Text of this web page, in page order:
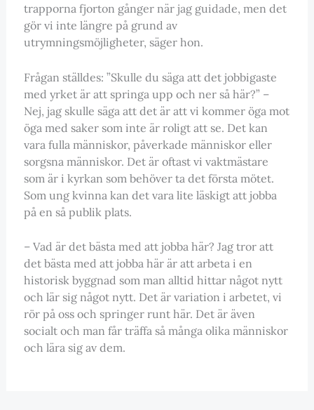
trapporna fjorton gånger när jag guidade, men det
gör vi inte längre på grund av
utrymningsmöjligheter, säger hon.
Frågan ställdes: ”Skulle du säga att det jobbigaste
med yrket är att springa upp och ner så här?” –
Nej, jag skulle säga att det är att vi kommer öga mot
öga med saker som inte är roligt att se. Det kan
vara fulla människor, påverkade människor eller
sorgsna människor. Det är oftast vi vaktmästare
som är i kyrkan som behöver ta det första mötet.
Som ung kvinna kan det vara lite läskigt att jobba
på en så publik plats.
– Vad är det bästa med att jobba här? Jag tror att
det bästa med att jobba här är att arbeta i en
historisk byggnad som man alltid hittar något nytt
och lär sig något nytt. Det är variation i arbetet, vi
rör på oss och springer runt här. Det är även
socialt och man får träffa så många olika människor
och lära sig av dem.